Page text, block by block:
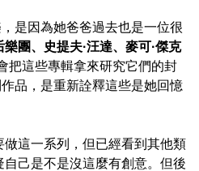
是因為她爸爸過去也是一位很
樂團、史提夫·汪達、麥可·傑克
把這些專輯拿來研究它們的封
品，是重新詮釋這些是她回憶
這一系列，但已經看到其他類
己是不是沒這麼有創意。但後